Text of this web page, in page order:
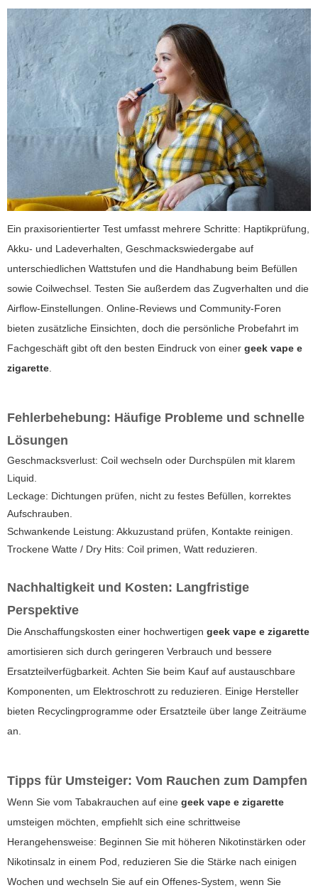
Ein praxisorientierter Test umfasst mehrere Schritte: Haptikprüfung,
Akku- und Ladeverhalten, Geschmackswiedergabe auf
unterschiedlichen Wattstufen und die Handhabung beim Befüllen
sowie Coilwechsel. Testen Sie außerdem das Zugverhalten und die
Airflow-Einstellungen. Online-Reviews und Community-Foren
bieten zusätzliche Einsichten, doch die persönliche Probefahrt im
Fachgeschäft gibt oft den besten Eindruck von einer geek vape e
zigarette
Fehlerbehebung: Häufige Probleme und schnelle
Lösungen
Geschmacksverlust: Coil wechseln oder Durchspülen mit klarem
Liquid.
Leckage: Dichtungen prüfen, nicht zu festes Befüllen, korrektes
Aufschrauben.
Schwankende Leistung: Akkuzustand prüfen, Kontakte reinigen.
Trockene Watte / Dry Hits: Coil primen, Watt reduzieren.
Nachhaltigkeit und Kosten: Langfristige
Perspektive
Die Anschaffungskosten einer hochwertigen geek vape e zigarette
amortisieren sich durch geringeren Verbrauch und bessere
Ersatzteilverfügbarkeit. Achten Sie beim Kauf auf austauschbare
Komponenten, um Elektroschrott zu reduzieren. Einige Hersteller
bieten Recyclingprogramme oder Ersatzteile über lange Zeiträume
an.
Tipps für Umsteiger: Vom Rauchen zum Dampfen
Wenn Sie vom Tabakrauchen auf eine geek vape e zigarette
umsteigen möchten, empfiehlt sich eine schrittweise
Herangehensweise: Beginnen Sie mit höheren Nikotinstärken oder
Nikotinsalz in einem Pod, reduzieren Sie die Stärke nach einigen
Wochen und wechseln Sie auf ein Offenes-System, wenn Sie